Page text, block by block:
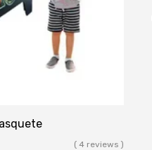
( 4 reviews )